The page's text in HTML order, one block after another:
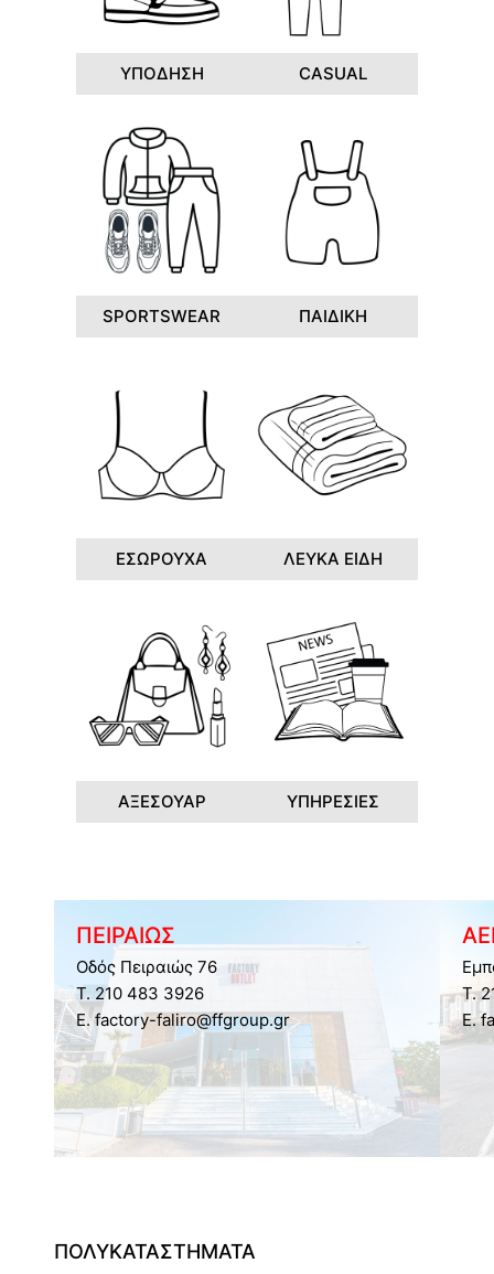
ΥΠΟΔΗΣΗ CASUAL
SPORTSWEAR ΠΑΙΔΙΚΗ
ΕΣΩΡΟΥΧΑ ΛΕΥΚΑ ΕΙΔΗ
ΑΞΕΣΟΥΑΡ ΥΠΗΡΕΣΙΕΣ
ΠΟΛΥΚΑΤΑΣΤΗΜΑΤΑ
ΠΕΙΡΑΙΩΣ
Οδός Πειραιώς 76
Τ. 210 483 3926
E. factory-faliro@ffgroup.gr
Τ.
E.